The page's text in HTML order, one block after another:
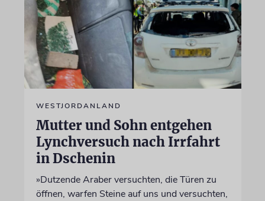
WESTJORDANLAND
Mutter und Sohn entgehen
Lynchversuch nach Irrfahrt
in Dschenin
»Dutzende Araber versuchten, die Türen zu
öffnen, warfen Steine auf uns und versuchten,